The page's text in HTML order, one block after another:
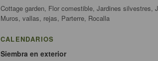
Cottage garden, Flor comestible, Jardines silvestres,
Muros, vallas, rejas, Parterre, Rocalla
CALENDARIOS
Siembra en exterior